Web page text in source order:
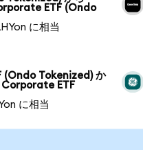
ETF (Ondo
に相当
(Ondo Tokenized) か
ETF
に相当